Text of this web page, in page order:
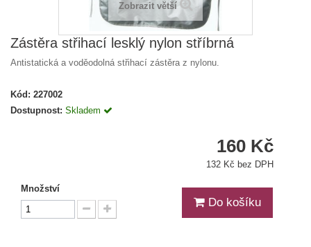
Zobrazit větší
Zástěra střihací lesklý nylon stříbrná
Antistatická a voděodolná střihací zástěra z nylonu.
Kód: 227002
Dostupnost: Skladem
160 Kč
132 Kč bez DPH
Množství
Do košíku